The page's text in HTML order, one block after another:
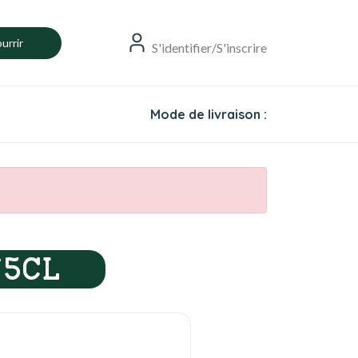
S'identifier/S'inscrire
Mode de livraison :